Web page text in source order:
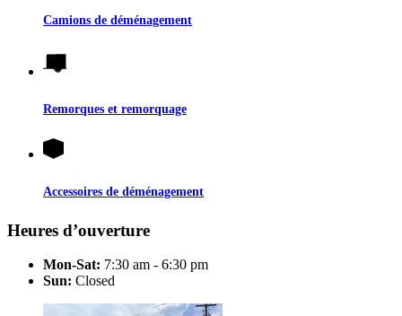
Camions de déménagement
Remorques et remorquage
Accessoires de déménagement
Heures d’ouverture
Mon-Sat: 7:30 am - 6:30 pm
Sun: Closed